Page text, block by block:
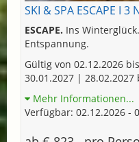
SKI & SPA ESCAPE I 3
ESCAPE. Ins
Entspannung.
Gültig von 02.12.2026
30.01.2027 | 28.02.2027
Mehr Informationen...
Verfügbar: 02.12.2026 -